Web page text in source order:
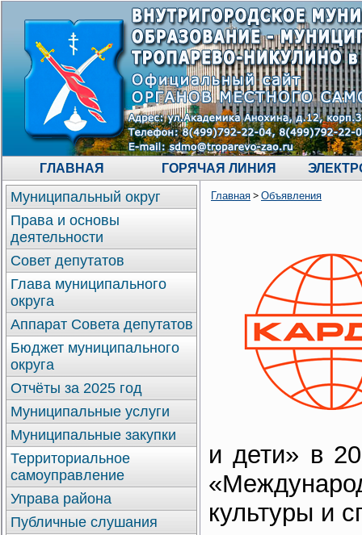
ГЛАВНАЯ ГОРЯЧАЯ ЛИНИЯ
Главная > Объявления
и дети» в
культуры и
Муниципальный округ
Права и основы
деятельности
Совет депутатов
Глава муниципального
округа
Аппарат Совета депутатов
Бюджет муниципального
округа
Отчёты за 2025 год
Муниципальные услуги
Муниципальные закупки
Территориальное
самоуправление
Управа района
Публичные слушания